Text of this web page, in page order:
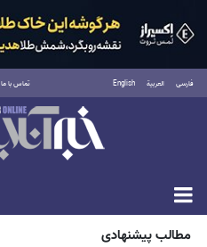
فارسی العربية English تماس با ما
پنجشنبه ۱۵ مرداد ۱۴۰۵
مطالب پیشنهادی